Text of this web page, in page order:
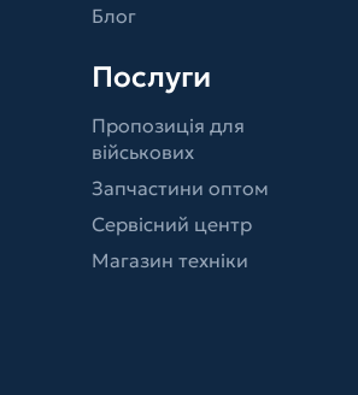
Блог
Послуги
Пропозиція для
військових
Запчастини оптом
Сервісний центр
Магазин техніки